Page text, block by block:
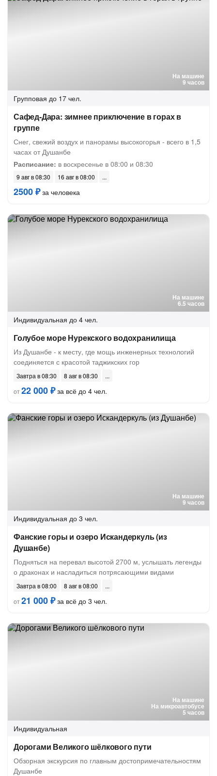
На машине
9 часов
Групповая до 17 чел.
Сафед-Дара: зимнее приключение в горах в
группе
Снег, свежий воздух и панорамы высокогорья - всего в 1,5
часах от Душанбе
Расписание: в воскресенье в 08:00 и 08:30
9 авг в 08:30 16 авг в 08:00
2500 ₽за человека
На машине
6.5 часов
Индивидуальная до 4 чел.
Голубое море Нурекского водохранилища
Из Душанбе - к месту, где мощь инженерных технологий
соединяется с красотой таджикских гор
Завтра в 08:30
8 авг в 08:30
от22 000 ₽за всё до 4 чел.
На машине
9 часов
Индивидуальная до 3 чел.
Фанские горы и озеро Искандеркуль (из
Душанбе)
Подняться на перевал высотой 2700 м, услышать легенды
о драконах и насладиться потрясающими видами
Завтра в 08:00
8 авг в 08:00
от21 000 ₽за всё до 3 чел.
На машине
На микроавтобусе
5 часов
Индивидуальная
Дорогами Великого шёлкового пути
Обзорная экскурсия по главным достопримечательностям
Душанбе